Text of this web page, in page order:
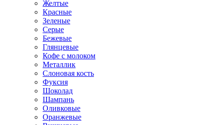
Желтые
Красные
Зеленые
Серые
Бежевые
Глянцевые
Кофе с молоком
Металлик
Слоновая кость
Фуксия
Шоколад
Шампань
Оливковые
Оранжевые